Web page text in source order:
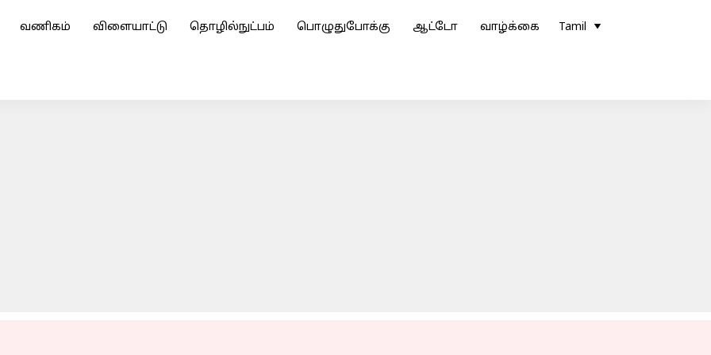
வணிகம் விளையாட்டு தொழில்நுட்பம் பொழுதுபோக்கு ஆட்டோ வாழ்க்கை Tamil
அமலுக்கு வரும் முக்கிய விதிமுறைகள்